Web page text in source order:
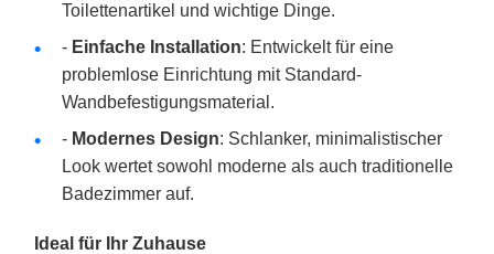
Toilettenartikel und wichtige Dinge.
- Einfache Installation: Entwickelt für eine
problemlose Einrichtung mit Standard-
Wandbefestigungsmaterial.
- Modernes Design: Schlanker, minimalistischer
Look wertet sowohl moderne als auch traditionelle
Badezimmer auf.
Ideal für Ihr Zuhause